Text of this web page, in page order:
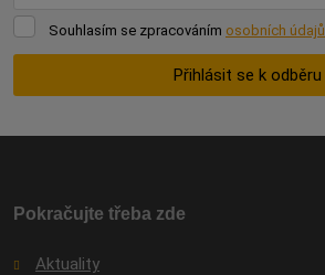
Souhlasím
Souhlasím se zpracováním osobních údajů
Přihlásit se k odběru
odeslat.
Pokračujte třeba zde
Aktuality